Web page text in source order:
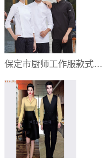
保定市厨师工作服款式定做,保定上门厨师服图片订制